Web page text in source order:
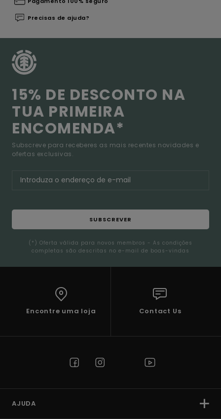
Precisas de ajuda?
15% DE DESCONTO NA
TUA PRIMEIRA
ENCOMENDA*
Subscreve para receberes as mais recentes novidades e
ofertas exclusivas.
SUBSCREVER
(*) Oferta válida para novos membros - As condições
completas são descritas no e-mail de boas-vindas
Encontre uma loja Contact Us
AJUDA